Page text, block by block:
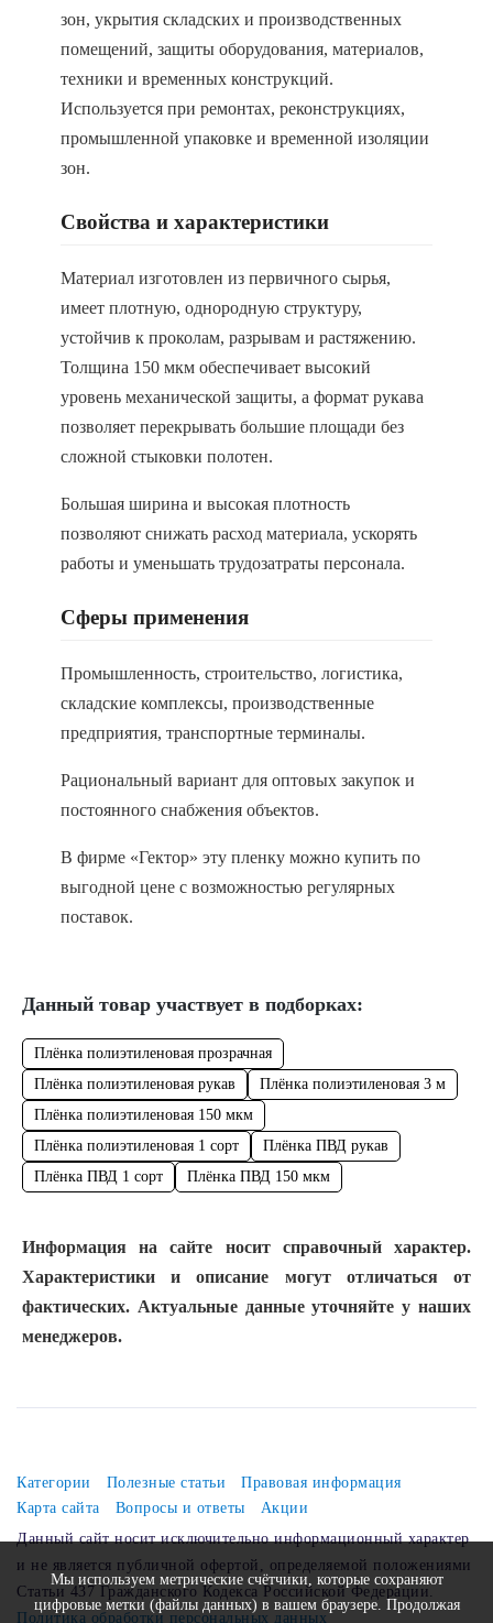
зон, укрытия складских и производственных
помещений, защиты оборудования, материалов,
техники и временных конструкций.
Используется при ремонтах, реконструкциях,
промышленной упаковке и временной изоляции
зон.
Свойства и характеристики
Материал изготовлен из первичного сырья,
имеет плотную, однородную структуру,
устойчив к проколам, разрывам и растяжению.
Толщина 150 мкм обеспечивает высокий
уровень механической защиты, а формат рукава
позволяет перекрывать большие площади без
сложной стыковки полотен.
Большая ширина и высокая плотность
позволяют снижать расход материала, ускорять
работы и уменьшать трудозатраты персонала.
Сферы применения
Промышленность, строительство, логистика,
складские комплексы, производственные
предприятия, транспортные терминалы.
Рациональный вариант для оптовых закупок и
постоянного снабжения объектов.
В фирме «Гектор» эту пленку можно купить по
выгодной цене с возможностью регулярных
поставок.
Данный товар участвует в подборках:
Плёнка полиэтиленовая прозрачная
Плёнка полиэтиленовая рукав
Плёнка полиэтиленовая 3 м
Плёнка полиэтиленовая 150 мкм
Плёнка полиэтиленовая 1 сорт
Плёнка ПВД рукав
Плёнка ПВД 1 сорт
Плёнка ПВД 150 мкм
Информация на сайте носит справочный характер.
Характеристики и описание могут отличаться от
фактических. Актуальные данные уточняйте у наших
менеджеров.
Категории Полезные статьи
Правовая информация
Карта сайта
Вопросы и ответы
Акции
Данный сайт носит исключительно информационный характер
и не является публичной офертой, определяемой положениями
Статьи 437 Гражданского Кодекса Российской Федерации.
Политика обработки персональных данных
Мы используем метрические счётчики, которые сохраняют
цифровые метки (файлы данных) в вашем браузере. Продолжая